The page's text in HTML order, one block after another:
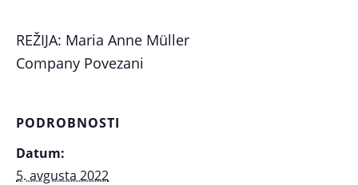
REŽIJA: Maria Anne Müller
Company Povezani
PODROBNOSTI
Datum:
5. avgusta 2022